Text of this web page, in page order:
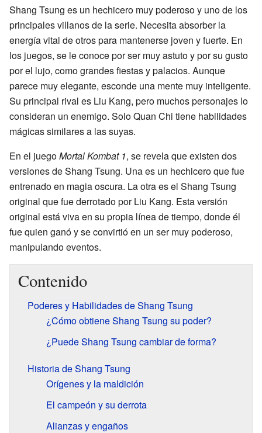
Shang Tsung es un hechicero muy poderoso y uno de los
principales villanos de la serie. Necesita absorber la
energía vital de otros para mantenerse joven y fuerte. En
los juegos, se le conoce por ser muy astuto y por su gusto
por el lujo, como grandes fiestas y palacios. Aunque
parece muy elegante, esconde una mente muy inteligente.
Su principal rival es Liu Kang, pero muchos personajes lo
consideran un enemigo. Solo Quan Chi tiene habilidades
mágicas similares a las suyas.
En el juegoMortal Kombat 1, se revela que existen dos
versiones de Shang Tsung. Una es un hechicero que fue
entrenado en magia oscura. La otra es el Shang Tsung
original que fue derrotado por Liu Kang. Esta versión
original está viva en su propia línea de tiempo, donde él
fue quien ganó y se convirtió en un ser muy poderoso,
manipulando eventos.
Contenido
Poderes y Habilidades de Shang Tsung
¿Cómo obtiene Shang Tsung su poder?
¿Puede Shang Tsung cambiar de forma?
Historia de Shang Tsung
Orígenes y la maldición
El campeón y su derrota
Alianzas y engaños